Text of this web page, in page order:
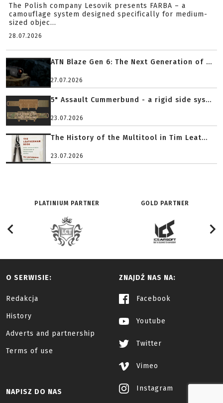
The Polish company Lesovik presents FARBA – a
camouflage system designed specifically for medium-
sized objec...
28.07.2026
ATN Blaze Gen 6: The Next Generation of ...
27.07.2026
5" Assault Cummerbund - a rigid side sys...
23.07.2026
The History of the Multitool in Tim Leat...
23.07.2026
PLATINIUM PARTNER GOLD PARTNER
O SERWISIE:
Redakcja
History
Adverts and partnership
Terms of use
ZNAJDŹ NAS NA:
Facebook
Youtube
Twitter
Vimeo
Instagram
NAPISZ DO NAS